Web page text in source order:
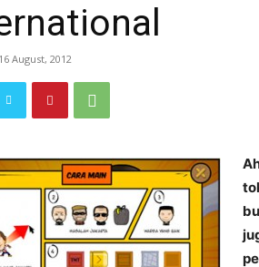
16 August, 2012